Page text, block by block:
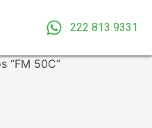
222 813 9331
“FM 50C”